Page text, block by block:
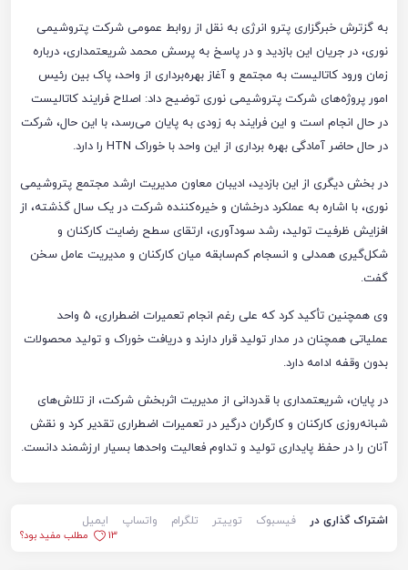
به گزترش خبرگزاری پترو انرژی به نقل از روابط عمومی شرکت پتروشیمی
نوری، در جریان این بازدید و در پاسخ به پرسش محمد شریعتمداری، درباره
زمان ورود کاتالیست به مجتمع و آغاز بهره‌برداری از واحد، پاک بین رئیس
امور پروژه‌های شرکت پتروشیمی نوری توضیح داد: اصلاح فرایند کاتالیست
در حال انجام است و این فرایند به زودی به پایان می‌رسد، با این حال، شرکت
در حال حاضر آمادگی بهره برداری از این واحد با خوراک HTN را دارد.
در بخش دیگری از این بازدید، ادیبان معاون مدیریت ارشد مجتمع پتروشیمی
نوری، با اشاره به عملکرد درخشان و خیره‌کننده شرکت در یک سال گذشته، از
افزایش ظرفیت تولید، رشد سودآوری، ارتقای سطح رضایت کارکنان و
شکل‌گیری همدلی و انسجام کم‌سابقه میان کارکنان و مدیریت عامل سخن
گفت.
وی همچنین تأکید کرد که علی رغم انجام تعمیرات اضطراری، ۵ واحد
عملیاتی همچنان در مدار تولید قرار دارند و دریافت خوراک و تولید محصولات
بدون وقفه ادامه دارد.
در پایان، شریعتمداری با قدردانی از مدیریت اثربخش شرکت، از تلاش‌های
شبانه‌روزی کارکنان و کارگران درگیر در تعمیرات اضطراری تقدیر کرد و نقش
آنان را در حفظ پایداری تولید و تداوم فعالیت واحدها بسیار ارزشمند دانست.
اشتراک گذاری در فیسبوک توییتر تلگرام واتساپ
ایمیل
13
مطلب مفید بود؟